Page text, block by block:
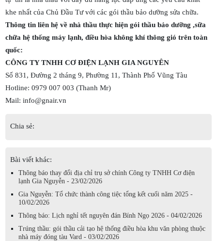
khe nhất của Chủ Đầu Tư với các gói thầu bảo dưỡng sửa chữa.
Thông tin liên hệ về nhà thầu thực hiện gói thầu bảo dưỡng ,sữa
chữa hệ thống máy lạnh, điều hòa không khí thông gió trên toàn
quốc:
CÔNG TY TNHH CƠ ĐIỆN LẠNH GIA NGUYÊN
Số 831, Đường 2 tháng 9, Phường 11, Thành Phố Vũng Tàu
Hotline: 0979 007 003 (Thanh Mr)
Mail: info@gnair.vn
Chia sẻ:
Bài viết khác:
Thông báo thay đổi địa chỉ trụ sở chính Công ty TNHH Cơ điện
lạnh Gia Nguyễn - 23/02/2026
Gia Nguyễn: Tổ chức thành công tiệc tổng kết cuối năm 2025 -
10/02/2026
Thông báo: Lịch nghỉ tết nguyên đán Bính Ngọ 2026 - 04/02/2026
Trúng thầu: gói thầu cải tạo hệ thống điều hòa khu văn phòng thuộc
nhà máy đóng tàu Vard - 03/02/2026